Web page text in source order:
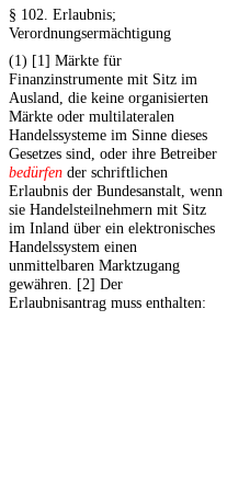
§ 102. Erlaubnis;
Verordnungsermächtigung
(1) [1] Märkte für
Finanzinstrumente mit Sitz im
Ausland, die keine organisierten
Märkte oder multilateralen
Handelssysteme im Sinne dieses
Gesetzes sind, oder ihre Betreiber
bedürfen der schriftlichen
Erlaubnis der Bundesanstalt, wenn
sie Handelsteilnehmern mit Sitz
im Inland über ein elektronisches
Handelssystem einen
unmittelbaren Marktzugang
gewähren. [2] Der
Erlaubnisantrag muss enthalten: